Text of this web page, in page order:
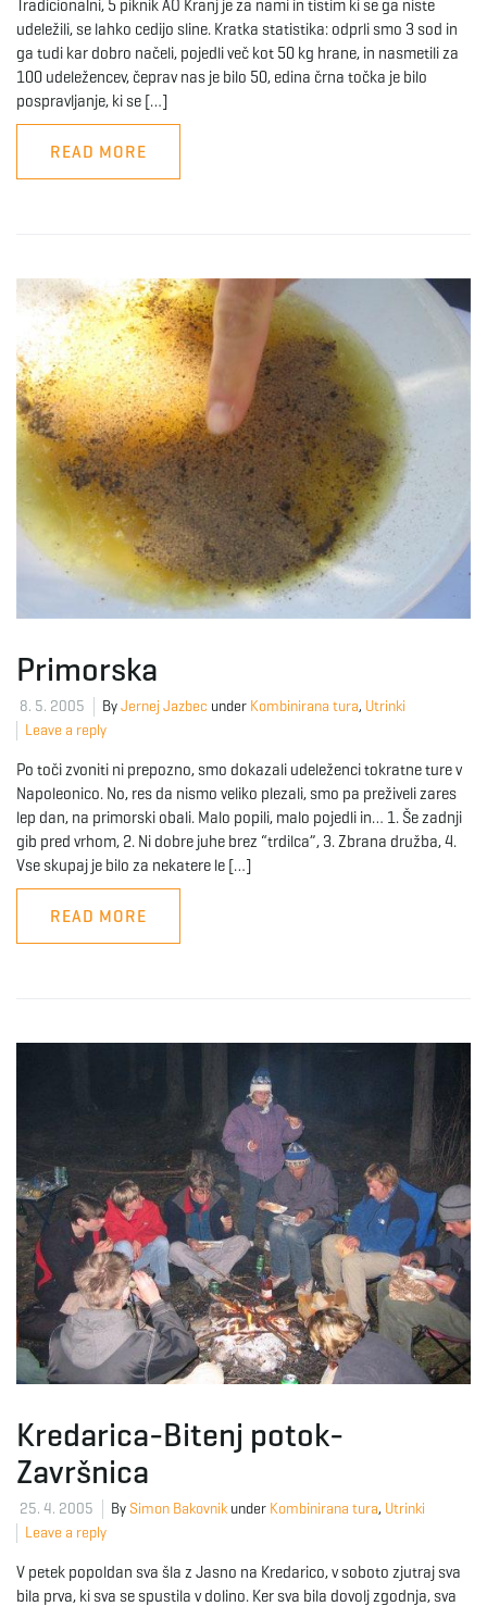
Tradicionalni, 5 piknik AO Kranj je za nami in tistim ki se ga niste
udeležili, se lahko cedijo sline. Kratka statistika: odprli smo 3 sod in
ga tudi kar dobro načeli, pojedli več kot 50 kg hrane, in nasmetili za
100 udeležencev, čeprav nas je bilo 50, edina črna točka je bilo
pospravljanje, ki se […]
READ MORE
Primorska
8. 5. 2005 ByJernej Jazbec under Kombinirana tura, Utrinki
Leave a reply
Po toči zvoniti ni prepozno, smo dokazali udeleženci tokratne ture v
Napoleonico. No, res da nismo veliko plezali, smo pa preživeli zares
lep dan, na primorski obali. Malo popili, malo pojedli in… 1. Še zadnji
gib pred vrhom, 2. Ni dobre juhe brez “trdilca”, 3. Zbrana družba, 4.
Vse skupaj je bilo za nekatere le […]
READ MORE
Kredarica-Bitenj potok-
Završnica
25. 4. 2005 By Simon Bakovnik under Kombinirana tura, Utrinki
Leave a reply
V petek popoldan sva šla z Jasno na Kredarico, v soboto zjutraj sva
bila prva, ki sva se spustila v dolino. Ker sva bila dovolj zgodnja, sva